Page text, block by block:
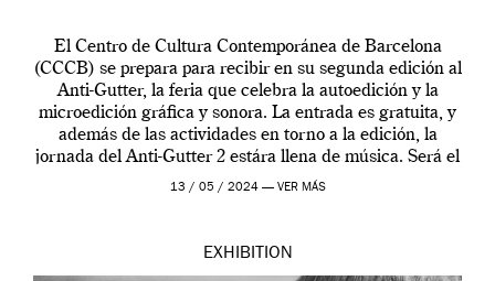
El Centro de Cultura Contemporánea de Barcelona
(CCCB) se prepara para recibir en su segunda edición al
Anti-Gutter, la feria que celebra la autoedición y la
microedición gráfica y sonora. La entrada es gratuita, y
además de las actividades en torno a la edición, la
jornada del Anti-Gutter 2 estára llena de música. Será el
[…]
13 / 05 / 2024 — VER MÁS
EXHIBITION